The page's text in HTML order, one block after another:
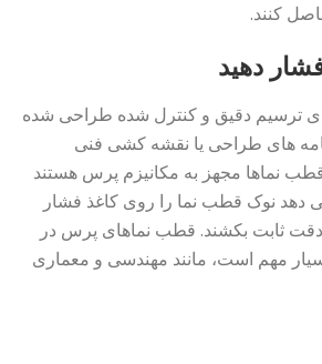
کنند.
ترسیم دقیق و کنترل شده طراحی شده
های طراحی یا نقشه کشی فنی
نماها مجهز به مکانیزم پرس هستند
دهد نوک قطب نما را روی کاغذ فشار
دقت ثابت بکشند. قطب نماهای پرس در
مهم است، مانند مهندسی و معماری